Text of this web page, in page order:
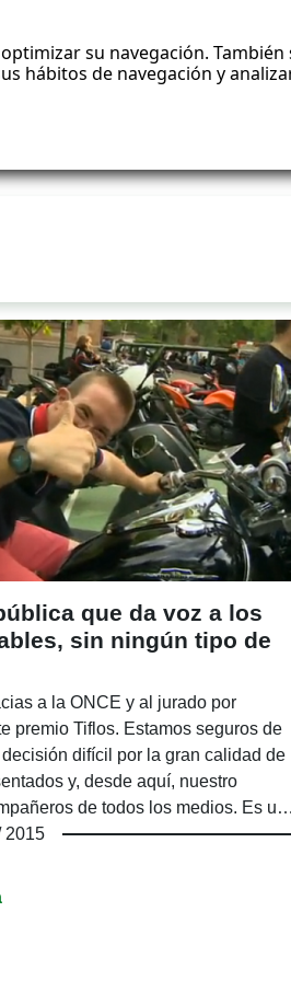
su navegación.
hábitos de navegación y
que da voz a los
sin ningún tipo de
a la ONCE y al jurado por
premio Tiflos. Estamos seguros de
difícil por la gran calidad de
y, desde aquí, nuestro
de todos los medios. Es un
Crónicas de RTVE recibir
y, por tanto, minoritarios. Con este
la propia esencia de TVE, que es dar
2015